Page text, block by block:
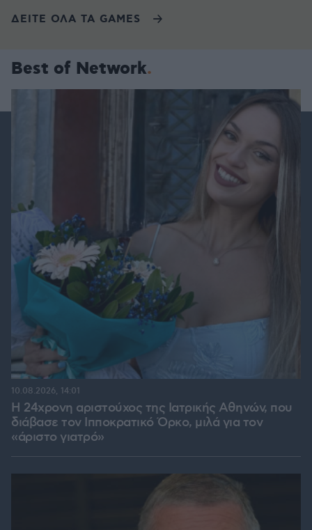
ΔΕΙΤΕ ΟΛΑ ΤΑ GAMES
Best of Network
Η 24χρονη αριστούχος της Ιατρικής Αθηνών, που
διάβασε τον Ιπποκρατικό Όρκο, μιλά για τον
«άριστο γιατρό»
10.08.2026, 14:01